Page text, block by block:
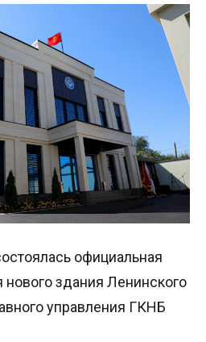
официальная
здания Ленинского
управления ГКНБ